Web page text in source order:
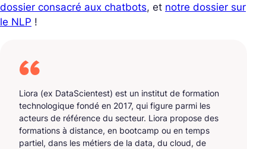
dossier consacré aux chatbots, et notre dossier sur
le NLP !
Liora (ex DataScientest) est un institut de formation
technologique fondé en 2017, qui figure parmi les
acteurs de référence du secteur. Liora propose des
formations à distance, en bootcamp ou en temps
partiel, dans les métiers de la data, du cloud, de